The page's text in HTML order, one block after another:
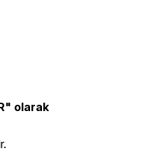
olarak